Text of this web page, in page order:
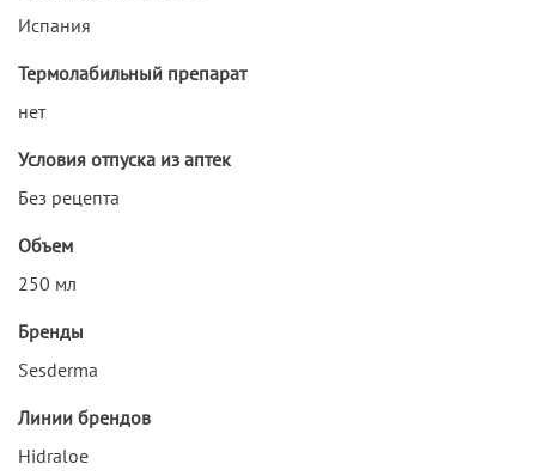
Испания
Термолабильный препарат
нет
Условия отпуска из аптек
Без рецепта
Объем
250 мл
Бренды
Sesderma
Линии брендов
Hidraloe